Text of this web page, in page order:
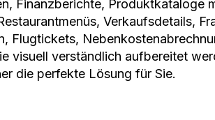
Finanzberichte, Produktkataloge
Verkaufsdetails,
Flugtickets,
visuell verständlich aufbereitet
die perfekte Lösung für Sie.